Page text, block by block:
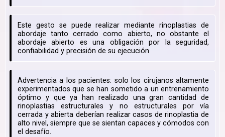
Este gesto se puede realizar mediante rinoplastias de
abordaje tanto cerrado como abierto, no obstante el
abordaje abierto es una obligación por la seguridad,
confiabilidad y precisión de su ejecución
Advertencia a los pacientes: solo los cirujanos altamente
experimentados que se han sometido a un entrenamiento
óptimo y que ya han realizado una gran cantidad de
rinoplastias estructurales y no estructurales por vía
cerrada y abierta deberían realizar casos de rinoplastia de
alto nivel, siempre que se sientan capaces y cómodos con
el desafío.